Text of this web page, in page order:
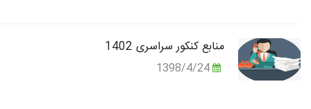
منابع کنکور سراسری 1402